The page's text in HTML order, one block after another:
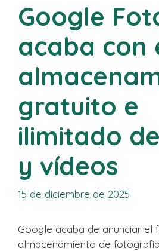
Google
acaba con
gratuito e
ilimitado
y vídeos
15 de diciembre de 2025
Google acaba de anunciar el
almacenamiento de